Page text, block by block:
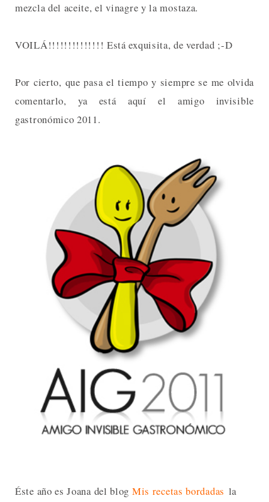
mezcla del aceite, el vinagre y la mostaza.
VOILÁ!!!!!!!!!!!!!! Está exquisita, de verdad ;-D
Por cierto, que pasa el tiempo y siempre se me olvida
comentarlo, ya está aquí el amigo invisible
gastronómico 2011.
Éste año es Joana del blog Mis recetas bordadas la